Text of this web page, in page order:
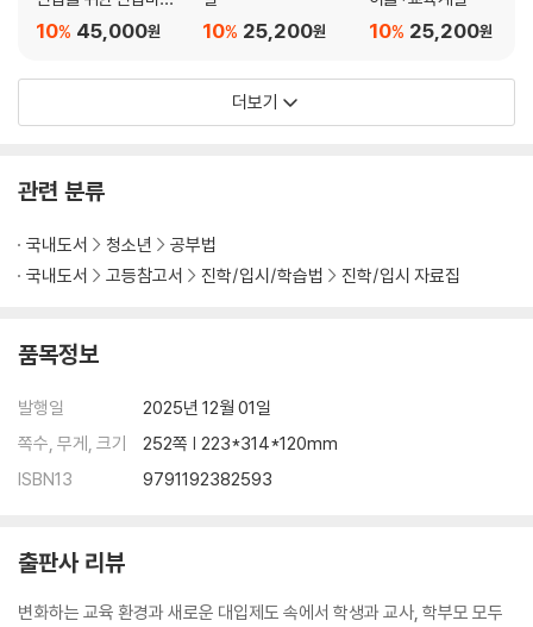
블
45,000원
10% 25,200원
10% 25,200원
10%
더보기
관련 분류
국내도서 청소년
공부법
국내도서
고등참고서 진학/입시/학습법 진학/입시 자료집
품목정보
발행일
2025년 12월 01일
쪽수, 무게, 크기
252쪽 | 223*314*120mm
ISBN13
9791192382593
출판사 리뷰
변화하는 교육 환경과 새로운 대입제도 속에서 학생과 교사, 학부모 모두